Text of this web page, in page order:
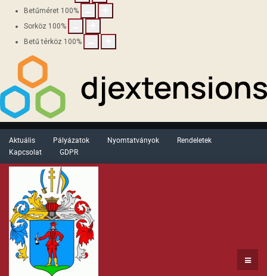
Betűméret 100%
Sorköz 100%
Betű térköz 100%
Aktuális Pályázatok Nyomtatványok
Rendeletek
Kapcsolat
GDPR